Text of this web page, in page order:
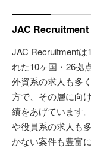
JAC Recruitment
JAC Recruitmentは
れた10ヶ国・26拠
外資系の求人も多
方で、その層に向
績をあげています
や役員系の求人も
かない案件も豊富